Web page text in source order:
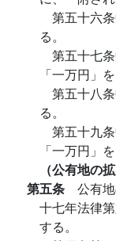
第五十六
る。
第五十七
「一万円」
第五十八
る。
第五十九
「一万円」
（公有地の
第五条 公有
十七年法律
する。